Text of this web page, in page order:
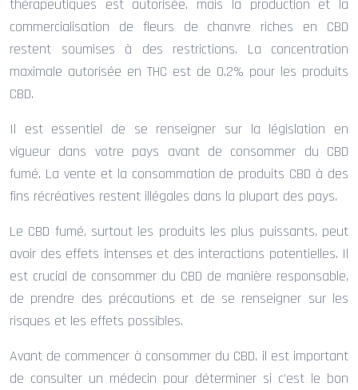
thérapeutiques est autorisée, mais la production et la
commercialisation de fleurs de chanvre riches en CBD
restent soumises à des restrictions. La concentration
maximale autorisée en THC est de 0,2% pour les produits
CBD.
Il est essentiel de se renseigner sur la législation en
vigueur dans votre pays avant de consommer du CBD
fumé. La vente et la consommation de produits CBD à des
fins récréatives restent illégales dans la plupart des pays.
Le CBD fumé, surtout les produits les plus puissants, peut
avoir des effets intenses et des interactions potentielles. Il
est crucial de consommer du CBD de manière responsable,
de prendre des précautions et de se renseigner sur les
risques et les effets possibles.
Avant de commencer à consommer du CBD, il est important
de consulter un médecin pour déterminer si c’est le bon